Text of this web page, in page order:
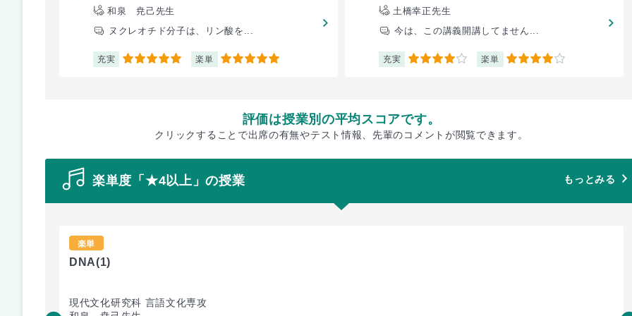
和泉 尭己先生
ヌクレオチド分子は、リン酸を...
充実 5 楽単 5
土橋幸正先生
今は、この講義開講してません...
充実 4 楽単 4
評価は授業別の平均スコアです。
クリックすることで出席の有無やテスト情報、先輩のコメントが閲覧できます。
楽単度「★4以上」の授業 もっとみる
楽単
DNA(1)
現代文化研究科 言語文化専攻